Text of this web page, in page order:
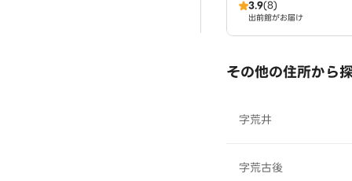
3.9(8)
出前館がお届け
その他の住所から
字荒井
字荒古後